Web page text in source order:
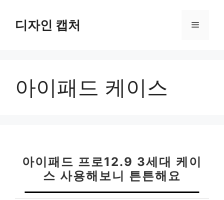
디자인 캡처 메
아이패드 케이스
아이패드 프로12.9 3세대 케이
스 사용해보니 튼튼해요